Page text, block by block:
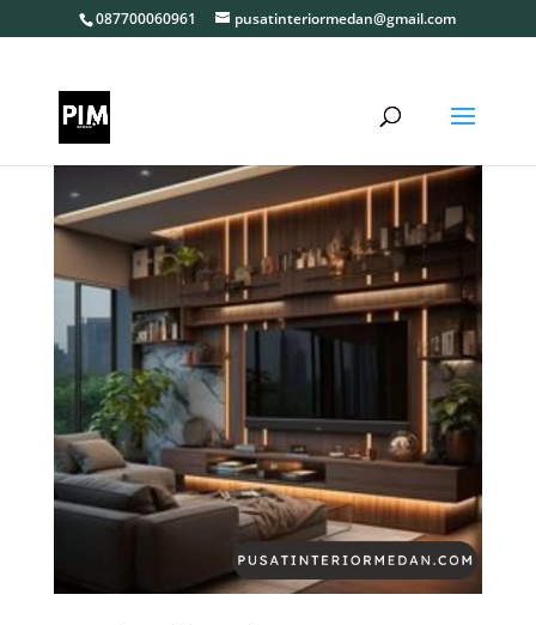
087700060961 pusatinteriormedan@gmail.com